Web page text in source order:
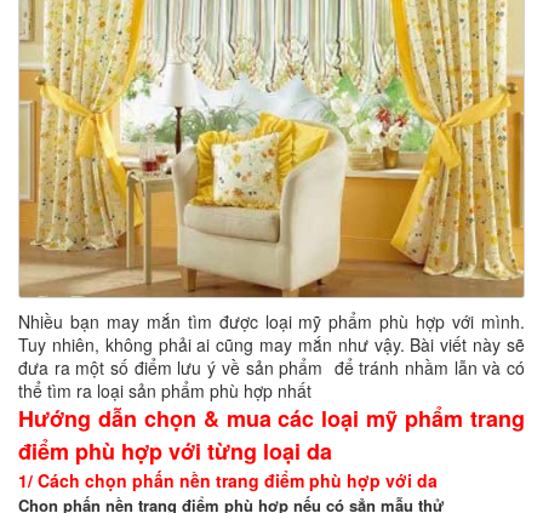
Nhiều bạn may mắn tìm được loại mỹ phẩm phù hợp với mình.
Tuy nhiên, không phải ai cũng may mắn như vậy. Bài viết này sẽ
đưa ra một số điểm lưu ý về sản phẩm để tránh nhầm lẫn và có
thể tìm ra loại sản phẩm phù hợp nhất
Hướng dẫn chọn & mua các loại mỹ phẩm trang
điểm phù hợp với từng loại da
1/ Cách chọn phấn nền trang điểm phù hợp với da
Chọn phấn nền trang điểm phù hợp nếu có sẳn mẫu thử